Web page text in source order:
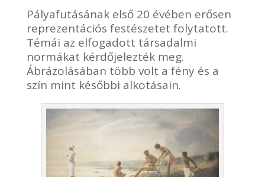
Pályafutásának első 20 évében erősen
reprezentációs festészetet folytatott.
Témái az elfogadott társadalmi
normákat kérdőjelezték meg.
Ábrázolásában több volt a fény és a
szín mint későbbi alkotásain.